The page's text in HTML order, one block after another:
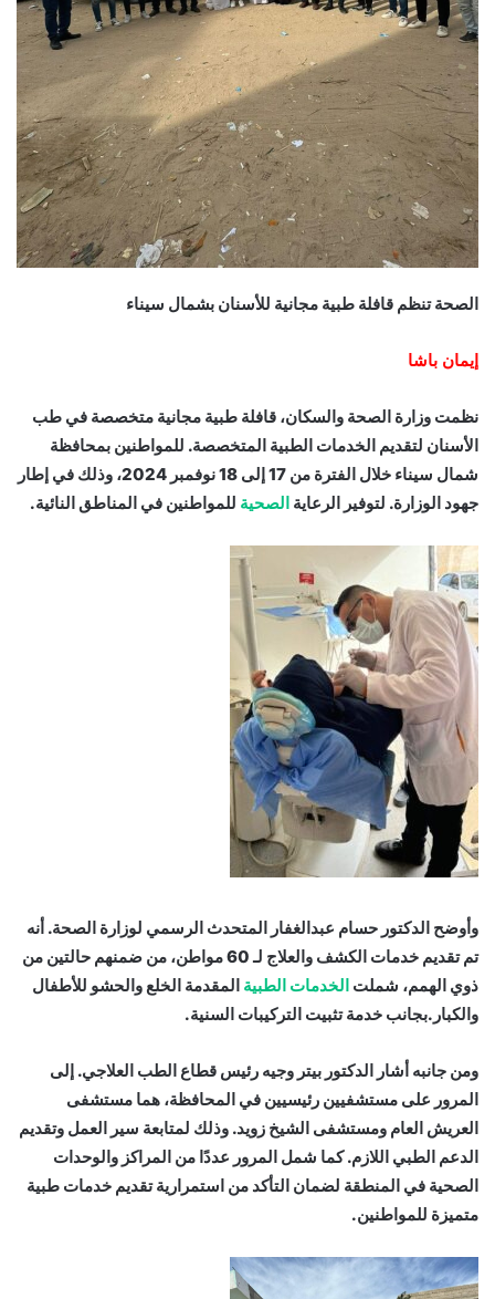
الصحة تنظم قافلة طبية مجانية للأسنان بشمال سيناء
إيمان باشا
نظمت وزارة الصحة والسكان، قافلة طبية مجانية متخصصة في طب
الأسنان لتقديم الخدمات الطبية المتخصصة. للمواطنين بمحافظة
شمال سيناء خلال الفترة من 17 إلى 18 نوفمبر 2024، وذلك في إطار
جهود الوزارة. لتوفير الرعاية الصحية للمواطنين في المناطق النائية.
وأوضح الدكتور حسام عبدالغفار المتحدث الرسمي لوزارة الصحة. أنه
تم تقديم خدمات الكشف والعلاج لـ 60 مواطن، من ضمنهم حالتين من
ذوي الهمم، شملت الخدمات الطبية المقدمة الخلع والحشو للأطفال
والكبار.بجانب خدمة تثبيت التركيبات السنية.
ومن جانبه أشار الدكتور بيتر وجيه رئيس قطاع الطب العلاجي. إلى
المرور على مستشفيين رئيسيين في المحافظة، هما مستشفى
العريش العام ومستشفى الشيخ زويد. وذلك لمتابعة سير العمل وتقديم
الدعم الطبي اللازم. كما شمل المرور عددًا من المراكز والوحدات
الصحية في المنطقة لضمان التأكد من استمرارية تقديم خدمات طبية
متميزة للمواطنين.